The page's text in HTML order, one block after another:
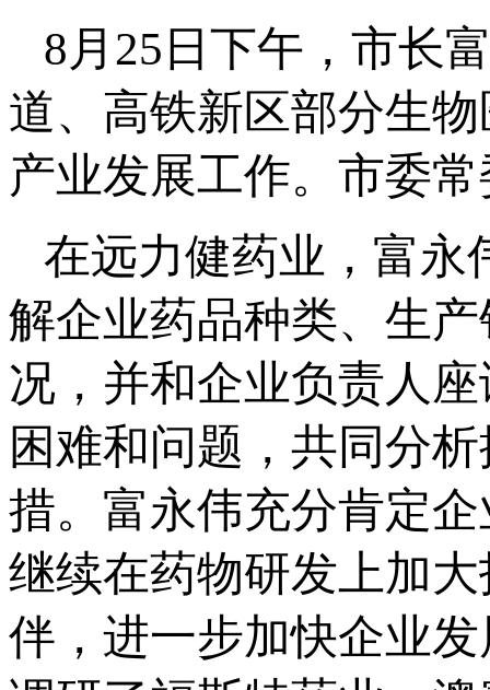
8月25日下午，市长
道、高铁新区部分生
产业发展工作。市委
在远力健药业，富永
解企业药品种类、生
况，并和企业负责人
困难和问题，共同分
措。富永伟充分肯定
继续在药物研发上加
伴，进一步加快企业